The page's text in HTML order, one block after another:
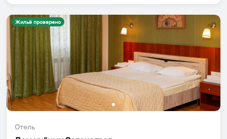
Жильё проверено
Отель
Установить приложение